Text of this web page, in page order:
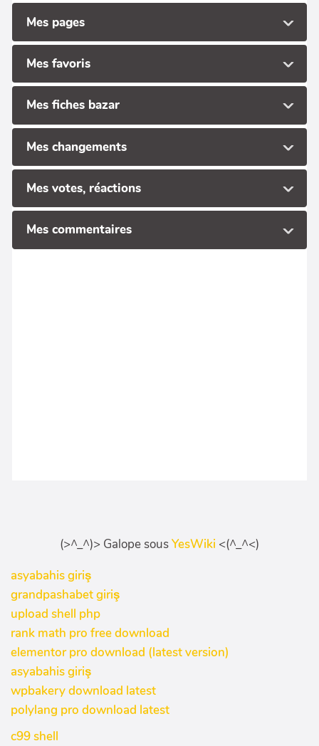
(>^_^)> Galope sousYesWiki <(^_^<)
asyabahis giriş
grandpashabet giriş
upload shell php
rank math pro free download
elementor pro download (latest version)
asyabahis giriş
wpbakery download latest
polylang pro download latest
c99 shell